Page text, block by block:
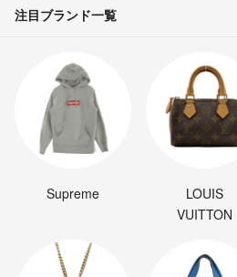
注目ブランド一覧
Supreme
LOUIS
VUITTON